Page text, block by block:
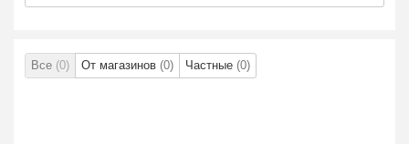
Все (0) От магазинов (0) Частные (0)